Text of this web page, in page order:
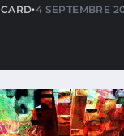
•4 SEPTEMBRE